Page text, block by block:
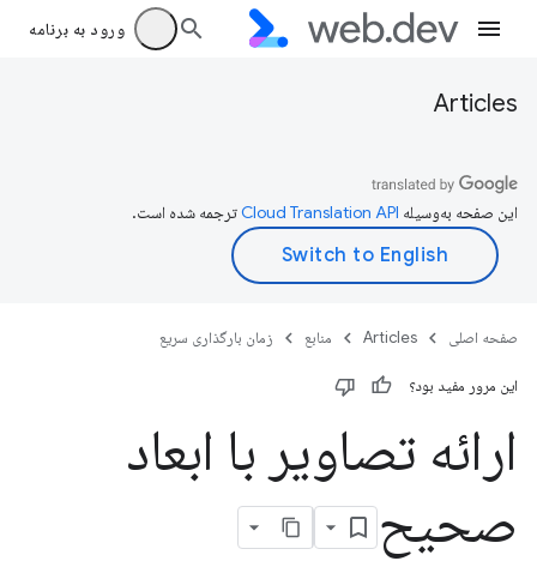
ورود به برنامه
Articles
این صفحه به‌وسیله ترجمه شده است.
صفحه اصلی Articles منابع زمان بارگذاری سریع
این مرور مفید بود؟
ارائه تصاویر با ابعاد
صحیح